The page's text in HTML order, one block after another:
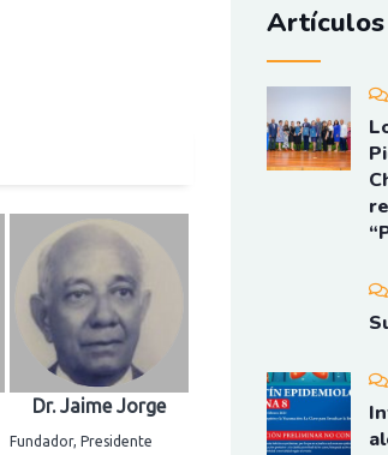
Dr. Jaime Jorge
Fundador, Presidente